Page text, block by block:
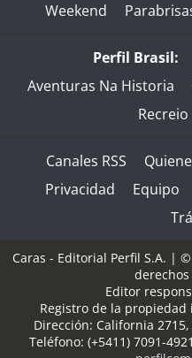
Weekend
Perfil Brasil:
Aventuras Na Historia
Recreio
Canales RSS
Privacidad
Equipo
Caras - Editorial Perfil S.A. | ©
Editor
Registro de la
Dirección: California 2715,
Teléfono: (+5411) 7091-4921